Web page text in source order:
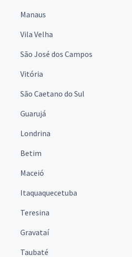
Manaus
Vila Velha
São José dos Campos
Vitória
São Caetano do Sul
Guarujá
Londrina
Betim
Maceió
Itaquaquecetuba
Teresina
Gravataí
Taubaté